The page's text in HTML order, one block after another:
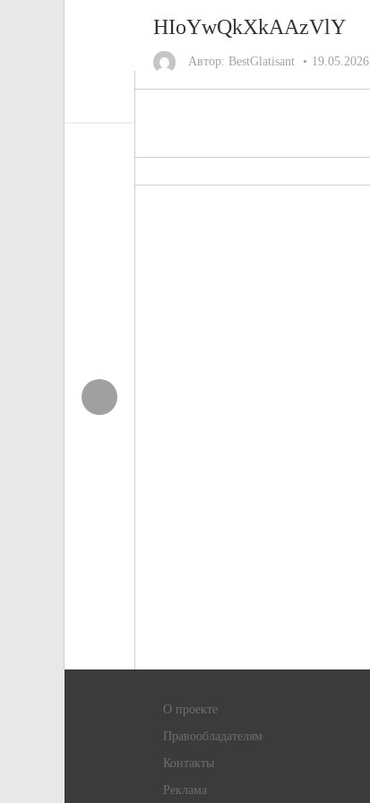
HIoYwQkXkAAzVlY
Автор: BestGlatisant 19.05.2026
О проекте
Правообладателям
Контакты
Реклама